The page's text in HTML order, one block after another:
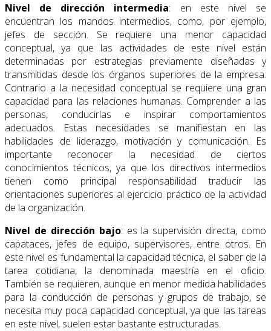
Nivel de dirección intermedia: en este nivel se
encuentran los mandos intermedios, como, por ejemplo,
jefes de sección. Se requiere una menor capacidad
conceptual, ya que las actividades de este nivel están
determinadas por estrategias previamente diseñadas y
transmitidas desde los órganos superiores de la empresa.
Contrario a la necesidad conceptual se requiere una gran
capacidad para las relaciones humanas. Comprender a las
personas, conducirlas e inspirar comportamientos
adecuados. Estas necesidades se manifiestan en las
habilidades de liderazgo, motivación y comunicación. Es
importante reconocer la necesidad de ciertos
conocimientos técnicos, ya que los directivos intermedios
tienen como principal responsabilidad traducir las
orientaciones superiores al ejercicio práctico de la actividad
de la organización.
Nivel de dirección bajo: es la supervisión directa, como
capataces, jefes de equipo, supervisores, entre otros. En
este nivel es fundamental la capacidad técnica, el saber de la
tarea cotidiana, la denominada maestría en el oficio.
También se requieren, aunque en menor medida habilidades
para la conducción de personas y grupos de trabajo, se
necesita muy poca capacidad conceptual, ya que las tareas
en este nivel, suelen estar bastante estructuradas.